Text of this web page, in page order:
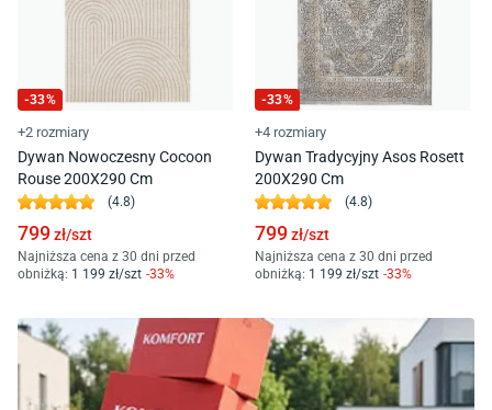
-33%
+2 rozmiary
Dywan Nowoczesny Cocoon
Rouse 200X290 Cm
(4.8)
799zł/szt
Najniższa cena z 30 dni przed
obniżką: 1 199 zł/szt -33%
-33%
+4 rozmiary
Dywan Tradycyjny Asos Rosett
200X290 Cm
(4.8)
799zł/szt
Najniższa cena z 30 dni przed
obniżką: 1 199 zł/szt -33%